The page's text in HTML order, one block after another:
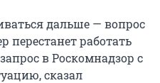
дальше — вопрос
перестанет работать
в Роскомнадзор с
сказал